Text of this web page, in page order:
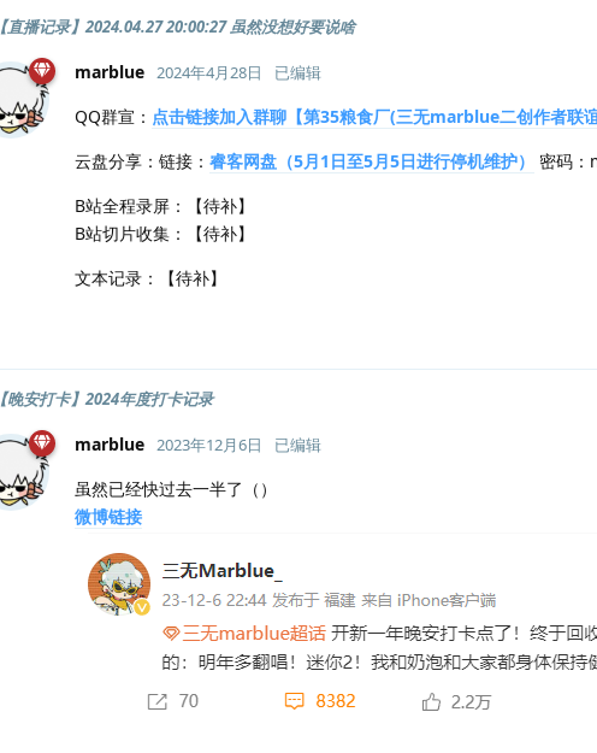
【直播记录】2024.04.27 20:00:27 虽然没想好要说啥
marblue 2024年4月28日 已编辑
QQ群宣： 点击链接加入群聊【第35粮食厂(三无marblue二创作者联
云盘分享：链接： 睿客网盘（5月1日至5月5日进行停机维护）
密码
B站全程录屏：【待补】
B站切片收集：【待补】
文本记录：【待补】
【晚安打卡】2024年度打卡记录
marblue 2023年12月6日 已编辑
虽然已经快过去一半了（）
微博链接